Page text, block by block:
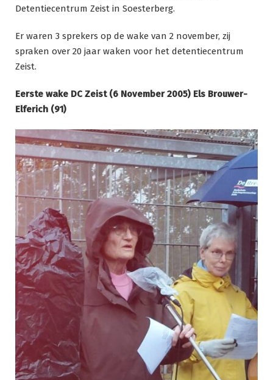
Detentiecentrum Zeist in Soesterberg.
Er waren 3 sprekers op de wake van 2 november, zij
spraken over 20 jaar waken voor het detentiecentrum
Zeist.
Eerste wake DC Zeist (6 November 2005) Els Brouwer-
Elferich (91)